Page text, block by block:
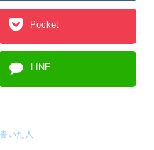
Pocket
LINE
いた人